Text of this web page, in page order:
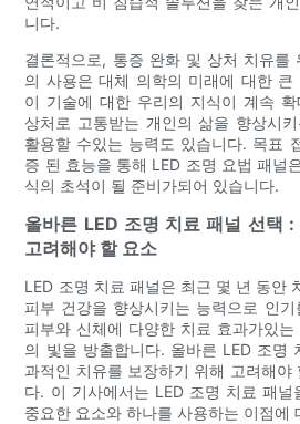
니다.
결론적으로, 통증 완화 및 상처 치유를
의 사용은 대체 의학의 미래에 대한 큰
이 기술에 대한 우리의 지식이 계속
상처로 고통받는 개인의 삶을 향상시
활용할 수있는 능력도 있습니다. 목표
증 된 효능을 통해 LED 조명 요법 패널
식의 초석이 될 준비가되어 있습니다.
올바른 LED 조명 치료 패널 선택
고려해야 할 요소
LED 조명 치료 패널은 최근 몇 년 동안
피부 건강을 향상시키는 능력으로 인
피부와 신체에 다양한 치료 효과가있
의 빛을 방출합니다. 올바른 LED 조명
과적인 치유를 보장하기 위해 고려해야
다. 이 기사에서는 LED 조명 치료 패
중요한 요소와 하나를 사용하는 이점에